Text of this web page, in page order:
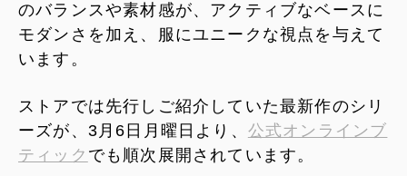
のバランスや素材感が、アクティブなベースに
モダンさを加え、服にユニークな視点を与えて
います。
ストアでは先行しご紹介していた最新作のシリ
ーズが、3月6日月曜日より、 公式オンラインブ
ティック でも順次展開されています。